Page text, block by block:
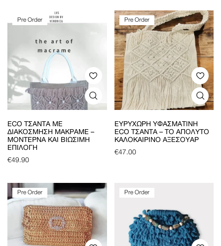
Pre Order
ECO ΤΣΆΝΤΑ ΜΕ
ΔΙΑΚΌΣΜΗΣΗ ΜΑΚΡΑΜΈ –
ΜΟΝΤΈΡΝΑ ΚΑΙ ΒΙΏΣΙΜΗ
ΕΠΙΛΟΓΉ
€49.90
Pre Order
ΕΥΡΎΧΩΡΗ ΥΦΑΣΜΆΤΙΝΗ
ECO ΤΣΆΝΤΑ – ΤΟ ΑΠΌΛΥΤΟ
ΚΑΛΟΚΑΙΡΙΝΌ ΑΞΕΣΟΥΆΡ
€47.00
Pre Order Pre Order